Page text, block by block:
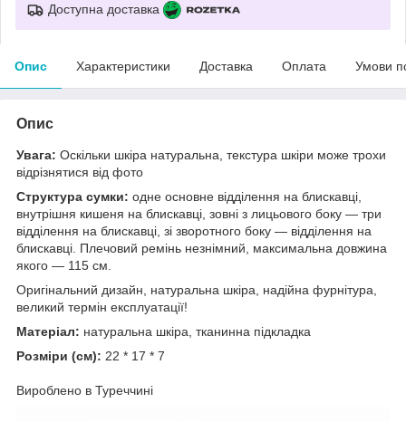
Доступна доставка
Опис Характеристики Доставка Оплата Умови
Опис
Увага: Оскільки шкіра натуральна, текстура шкіри може трохи
відрізнятися від фото
Структура сумки: одне основне відділення на блискавці,
внутрішня кишеня на блискавці, зовні з лицьового боку — три
відділення на блискавці, зі зворотного боку — відділення на
блискавці. Плечовий ремінь незнімний, максимальна довжина
якого — 115 см.
Оригінальний дизайн, натуральна шкіра, надійна фурнітура,
великий термін експлуатації!
Матеріал: натуральна шкіра, тканинна підкладка
Розміри (см): 22 * 17 * 7
Вироблено в Туреччині